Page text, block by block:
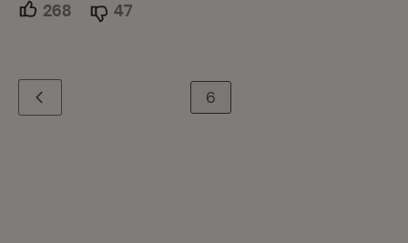
268 Unterstützer.
47
Zurück 6